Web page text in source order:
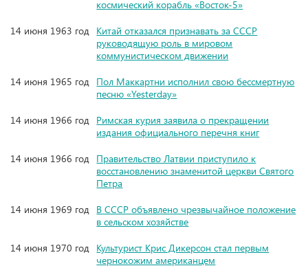
космический корабль «Восток-5»
14 июня 1963 год Китай отказался признавать за СССР
руководящую роль в мировом
коммунистическом движении
14 июня 1965 год Пол Маккартни исполнил свою бессмертную
песню «Yesterday»
14 июня 1966 год Римская курия заявила о прекращении
издания официального перечня книг
14 июня 1966 год Правительство Латвии приступило к
восстановлению знаменитой церкви Святого
Петра
14 июня 1969 год В СССР объявлено чрезвычайное положение
в сельском хозяйстве
14 июня 1970 год Культурист Крис Дикерсон стал первым
чернокожим американцем